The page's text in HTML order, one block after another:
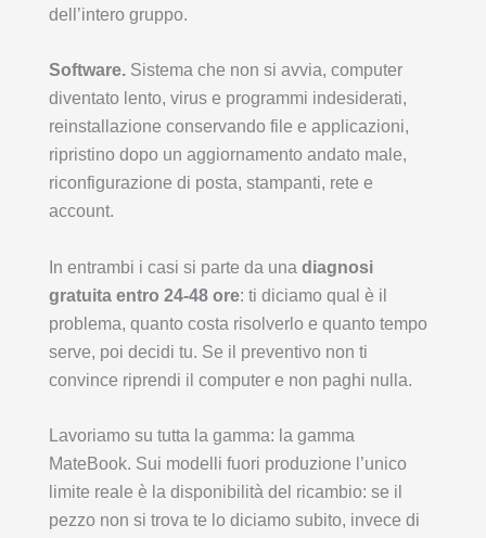
dell’intero gruppo.
Software. Sistema che non si avvia, computer
diventato lento, virus e programmi indesiderati,
reinstallazione conservando file e applicazioni,
ripristino dopo un aggiornamento andato male,
riconfigurazione di posta, stampanti, rete e
account.
In entrambi i casi si parte da una diagnosi
gratuita entro 24-48 ore: ti diciamo qual è il
problema, quanto costa risolverlo e quanto tempo
serve, poi decidi tu. Se il preventivo non ti
convince riprendi il computer e non paghi nulla.
Lavoriamo su tutta la gamma: la gamma
MateBook. Sui modelli fuori produzione l’unico
limite reale è la disponibilità del ricambio: se il
pezzo non si trova te lo diciamo subito, invece di